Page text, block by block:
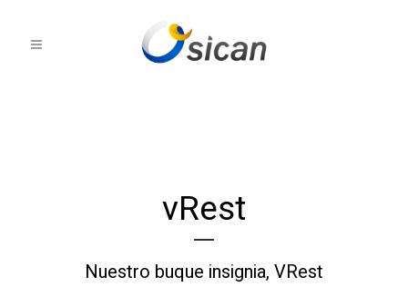
vRest
Nuestro buque insignia, VRest